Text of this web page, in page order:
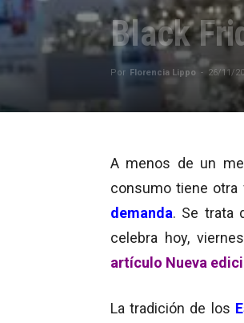
Black
Por Florencia Lippo - 26/11/
A menos de un
consumo tiene otra
demanda. Se trata
celebra hoy, viernes
artículo Nueva
La tradición de los